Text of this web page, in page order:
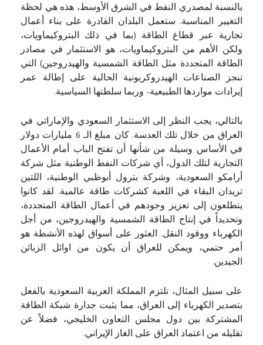
بالنسبة لمصدري النفط في الشرق الأوسط، هذه هي لحظة
التغيير المناسبة. ستعمل البلدان القادرة على بناء أعمال
تجارية عبر قطاع الطاقة (بما في ذلك البتروكيماويات،
ولكن الأهم من البتروكيماويات، هو الاستثمار في مصادر
الطاقة المتجددة مثل الطاقة الشمسية والهيدروجين) التي
تنجز الصناعات الهيدروكربونية الحالية على إطالة عمر
إيرادات مواردها الطبيعية- وربما سلطتها السياسية.
بالتالي، يجب النظر إلى الاستثمار السعودي والإماراتي في
العراق من خلال تلك العدسة. كان مبلغ الـ 6 مليارات دولار
في الأساس وسيلة من شأنها أن تفتح الباب أمام الأعمال
التجارية لتلك الدول، أي شركات النفط الوطنية مثل شركة
أرامكو السعودية، وشركة بترول أبوظبي الوطنية، اللتين
تريدان البقاء في اللعبة كشركات طاقة عالمية. لقد كانوا
يتطلعون إلى تعزيز وجودهم في أعمال الطاقة المتجددة،
وتحديداً في إنتاج الطاقة الشمسية والهيدروجين، من أجل
الكهرباء ووقود النقل. العثور على أسواق لهذه الأنشطة هو
أمر حتمي، ويمكن للعراق أن يكون من اوائل الزبائن
الجيدين.
على سبيل المثال، تلتزم المملكة العربية السعودية بالفعل
بتصدير الكهرباء إلى العراق، مما يثبت جدارة شبكة الطاقة
المشتركة بين دول مجلس التعاون الخليجي، فضلاً عن
تقليله من اعتماد العراق على الغاز الإيراني.